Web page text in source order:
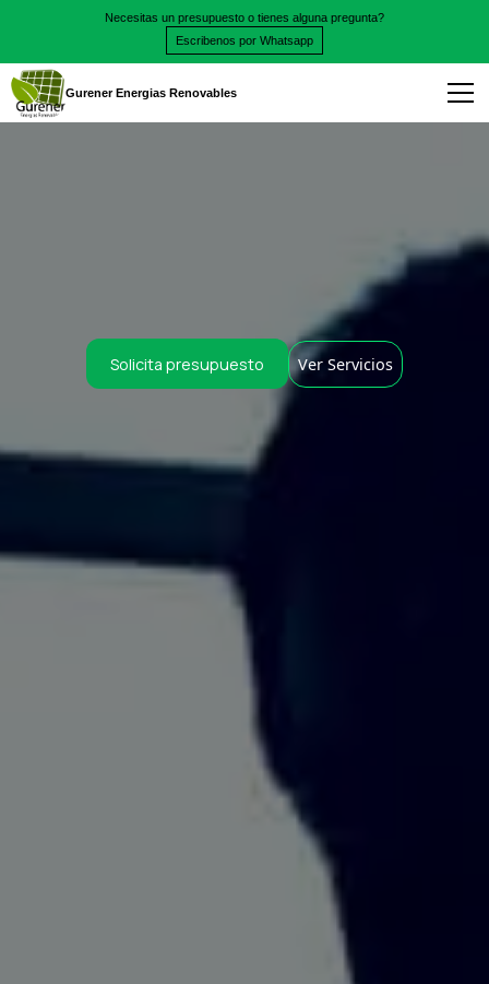
Necesitas un presupuesto o tienes alguna pregunta?
Escribenos por Whatsapp
Gurener Energias Renovables
Solicita presupuesto Ver Servicios